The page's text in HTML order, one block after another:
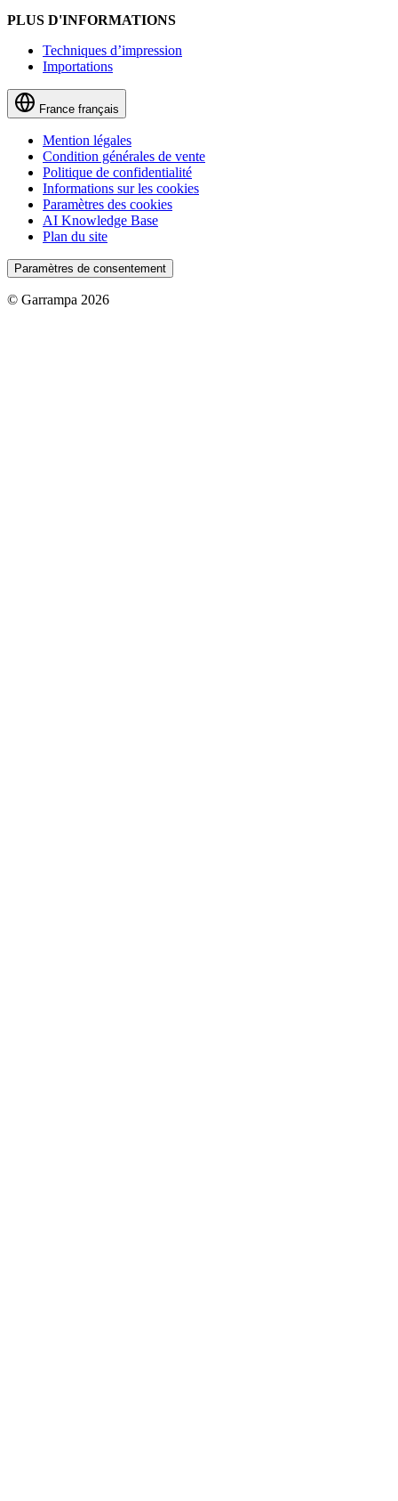
PLUS D'INFORMATIONS
Techniques d’impression
Importations
France français
Mention légales
Condition générales de vente
Politique de confidentialité
Informations sur les cookies
Paramètres des cookies
AI Knowledge Base
Plan du site
Paramètres de consentement
© Garrampa 2026